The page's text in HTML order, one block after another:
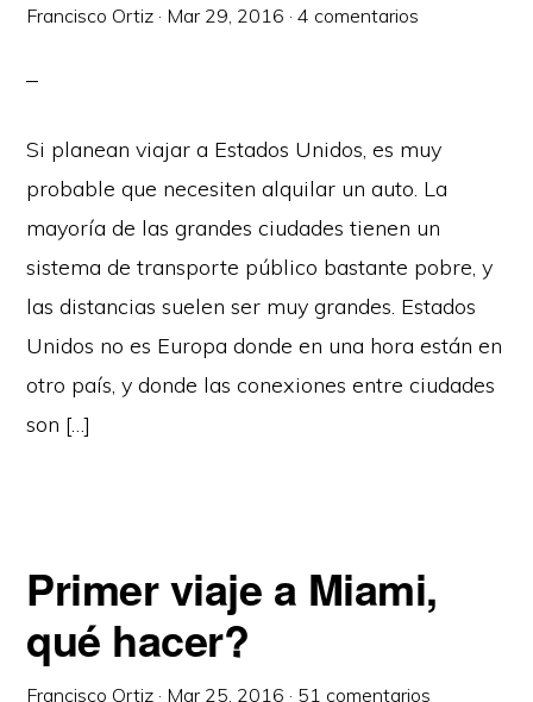
Francisco Ortiz · Mar 29, 2016 ·4 comentarios
Si planean viajar a Estados Unidos, es muy
probable que necesiten alquilar un auto. La
mayoría de las grandes ciudades tienen un
sistema de transporte público bastante pobre, y
las distancias suelen ser muy grandes. Estados
Unidos no es Europa donde en una hora están en
otro país, y donde las conexiones entre ciudades
son […]
Primer viaje a Miami,
qué hacer?
Francisco Ortiz · Mar 25, 2016 · 51 comentarios